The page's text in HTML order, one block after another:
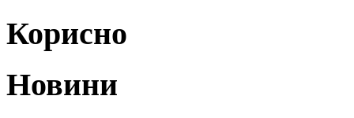
Корисно
Новини